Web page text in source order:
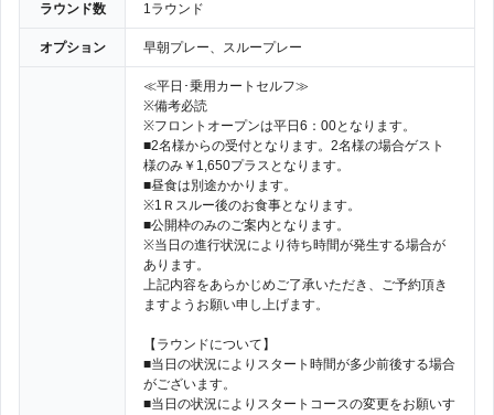
ラウンド数 1ラウンド
オプション 早朝プレー、スループレー
≪平日･乗用カートセルフ≫
※備考必読
※フロントオープンは平日6：00となります。
■2名様からの受付となります。2名様の場合ゲスト
様のみ￥1,650プラスとなります。
■昼食は別途かかります。
※1Ｒスルー後のお食事となります。
■公開枠のみのご案内となります。
※当日の進行状況により待ち時間が発生する場合が
あります。
上記内容をあらかじめご了承いただき、ご予約頂き
ますようお願い申し上げます。
【ラウンドについて】
■当日の状況によりスタート時間が多少前後する場合
がございます。
■当日の状況によりスタートコースの変更をお願いす